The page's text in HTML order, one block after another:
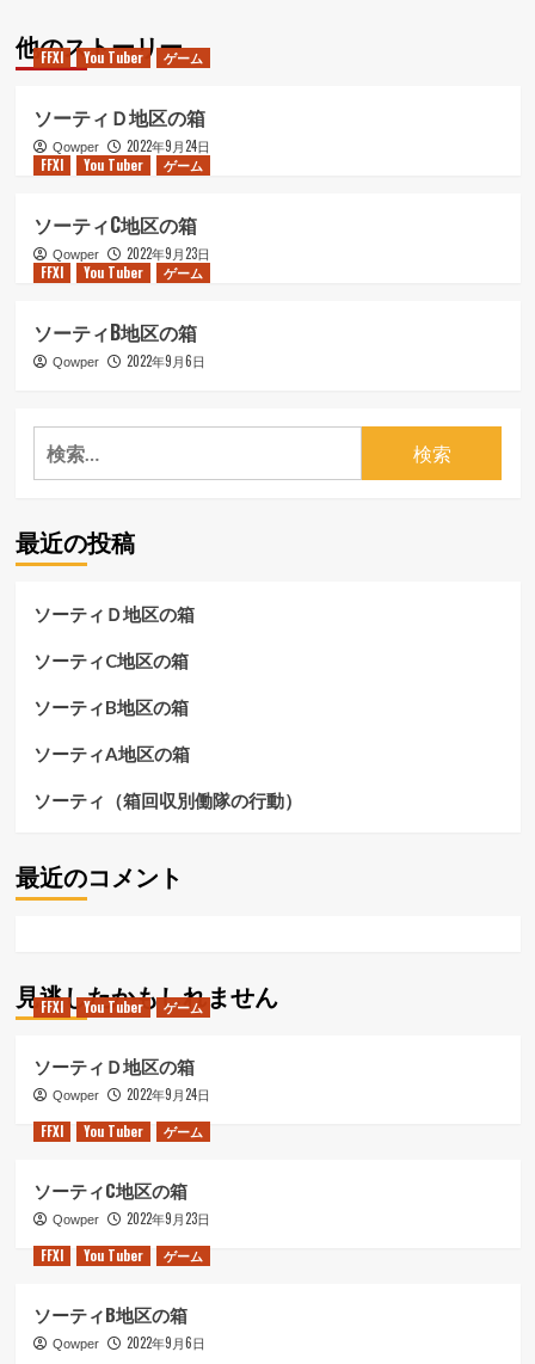
ー
シ
ョ
ン
他のストーリー
FFXI You Tuber ゲーム
ソーティＤ地区の箱
Qowper
2022年9月24日
FFXI
You Tuber ゲーム
ソーティC地区の箱
Qowper
2022年9月23日
FFXI
You Tuber ゲーム
ソーティB地区の箱
Qowper 2022年9月6日
検
索:
最近の投稿
ソーティＤ地区の箱
ソーティC地区の箱
ソーティB地区の箱
ソーティA地区の箱
ソーティ（箱回収別働隊の行動）
最近のコメント
見逃したかもしれません
FFXI You Tuber ゲーム
ソーティＤ地区の箱
Qowper
2022年9月24日
FFXI
You Tuber ゲーム
ソーティC地区の箱
Qowper
2022年9月23日
FFXI
You Tuber ゲーム
ソーティB地区の箱
Qowper 2022年9月6日